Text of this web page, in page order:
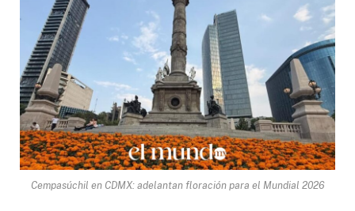
Cempasúchil en CDMX: adelantan floración para el Mundial 2026